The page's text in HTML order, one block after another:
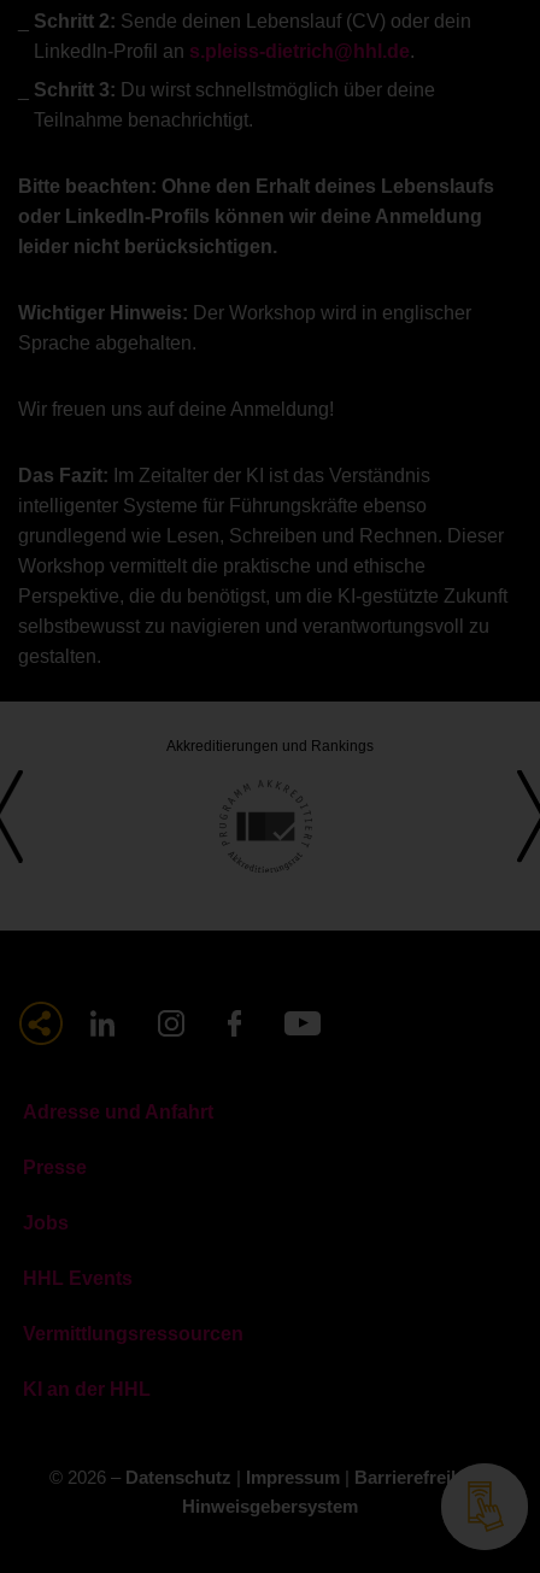
Schritt 2: Sende deinen Lebenslauf (CV) oder dein
LinkedIn-Profil an s.pleiss-dietrich@hhl.de.
Schritt 3: Du wirst schnellstmöglich über deine
Teilnahme benachrichtigt.
Bitte beachten: Ohne den Erhalt deines Lebenslaufs
oder LinkedIn-Profils können wir deine Anmeldung
leider nicht berücksichtigen.
Wichtiger Hinweis: Der Workshop wird in englischer
Sprache abgehalten.
Wir freuen uns auf deine Anmeldung!
Das Fazit: Im Zeitalter der KI ist das Verständnis
intelligenter Systeme für Führungskräfte ebenso
grundlegend wie Lesen, Schreiben und Rechnen. Dieser
Workshop vermittelt die praktische und ethische
Perspektive, die du benötigst, um die KI-gestützte Zukunft
selbstbewusst zu navigieren und verantwortungsvoll zu
gestalten.
Akkreditierungen und Rankings
Adresse und Anfahrt
Presse
Jobs
HHL Events
Vermittlungsressourcen
KI an der HHL
© 2026 – Datenschutz | Impressum | Barrierefreiheit|
Hinweisgebersystem